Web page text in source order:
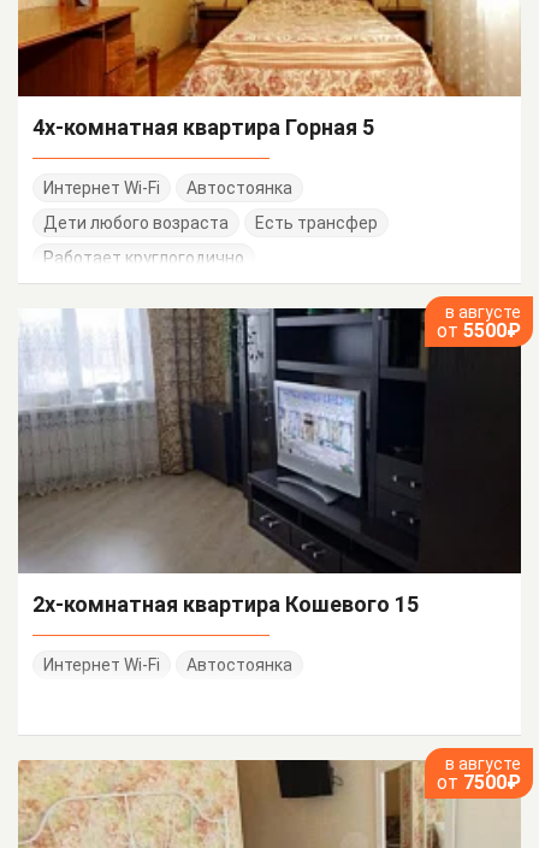
4х-комнатная квартира Горная 5
Интернет Wi-Fi
Автостоянка
Дети любого возраста
Есть трансфер
Работает круглогодично
в августе
от 5500₽
2х-комнатная квартира Кошевого 15
Интернет Wi-Fi Автостоянка
в августе
от 7500₽